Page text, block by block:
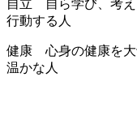
自立 自ら学び、考え
行動する人
健康 心身の健康を大
温かな人